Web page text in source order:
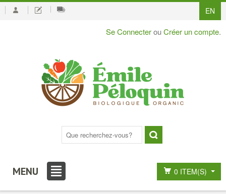
EN
Se ConnecterouCréer un compte.
MENU 0 ITEM(S)